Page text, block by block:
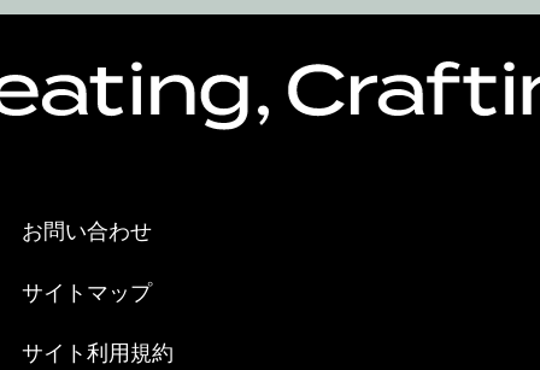
お問い合わせ
サイトマップ
サイト利用規約